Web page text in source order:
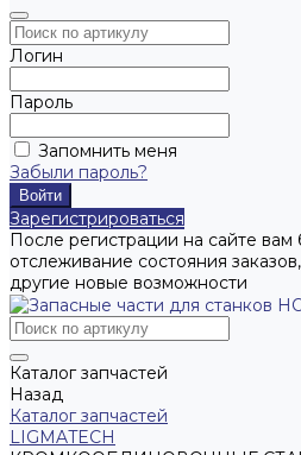
Логин
Пароль
Запомнить меня
Забыли пароль?
Зарегистрироваться
После регистрации на сайте вам
отслеживание состояния
другие новые возможности
Каталог запчастей
Назад
Каталог запчастей
LIGMATECH